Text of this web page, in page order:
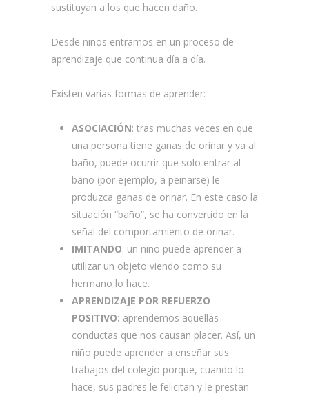
sustituyan a los que hacen daño.
Desde niños entramos en un proceso de
aprendizaje que continua día a día.
Existen varias formas de aprender:
ASOCIACIÓN: tras muchas veces en que
una persona tiene ganas de orinar y va al
baño, puede ocurrir que solo entrar al
baño (por ejemplo, a peinarse) le
produzca ganas de orinar. En este caso la
situación “baño”, se ha convertido en la
señal del comportamiento de orinar.
IMITANDO: un niño puede aprender a
utilizar un objeto viendo como su
hermano lo hace.
APRENDIZAJE POR REFUERZO
POSITIVO: aprendemos aquellas
conductas que nos causan placer. Así, un
niño puede aprender a enseñar sus
trabajos del colegio porque, cuando lo
hace, sus padres le felicitan y le prestan